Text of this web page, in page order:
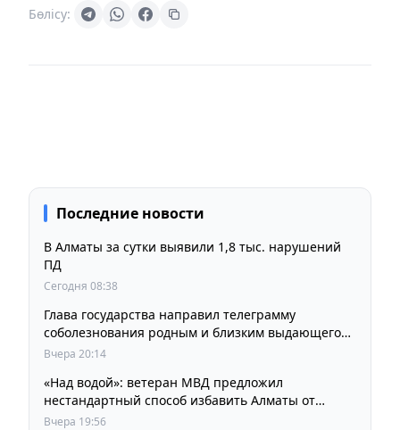
Бөлісу:
Последние новости
В Алматы за сутки выявили 1,8 тыс. нарушений
ПД
Сегодня 08:38
Глава государства направил телеграмму
соболезнования родным и близким выдающегося
кинорежиссера Ардака Амиркулова
Вчера 20:14
«Над водой»: ветеран МВД предложил
нестандартный способ избавить Алматы от
пробок и смога
Вчера 19:56